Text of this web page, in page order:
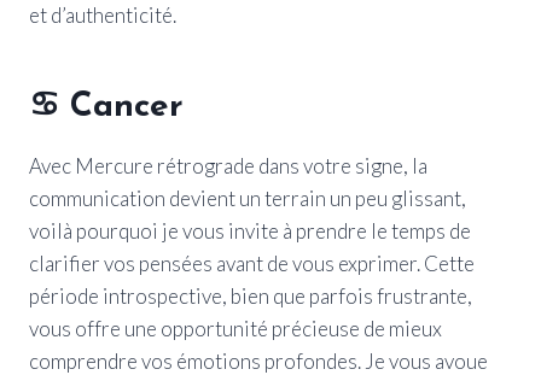
et d’authenticité.
♋ Cancer
Avec Mercure rétrograde dans votre signe, la
communication devient un terrain un peu glissant,
voilà pourquoi je vous invite à prendre le temps de
clarifier vos pensées avant de vous exprimer. Cette
période introspective, bien que parfois frustrante,
vous offre une opportunité précieuse de mieux
comprendre vos émotions profondes. Je vous avoue